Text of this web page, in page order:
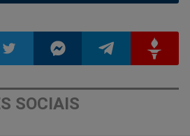
Compartilhar
SOCIAIS